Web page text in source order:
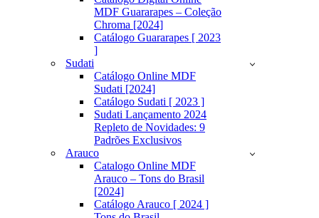
MDF Guararapes – Coleção
Chroma [2024]
Catálogo Guararapes [ 2023
]
Sudati
Catálogo Online MDF
Sudati [2024]
Catálogo Sudati [ 2023 ]
Sudati Lançamento 2024
Repleto de Novidades: 9
Padrões Exclusivos
Arauco
Catalogo Online MDF
Arauco – Tons do Brasil
[2024]
Catálogo Arauco [ 2024 ]